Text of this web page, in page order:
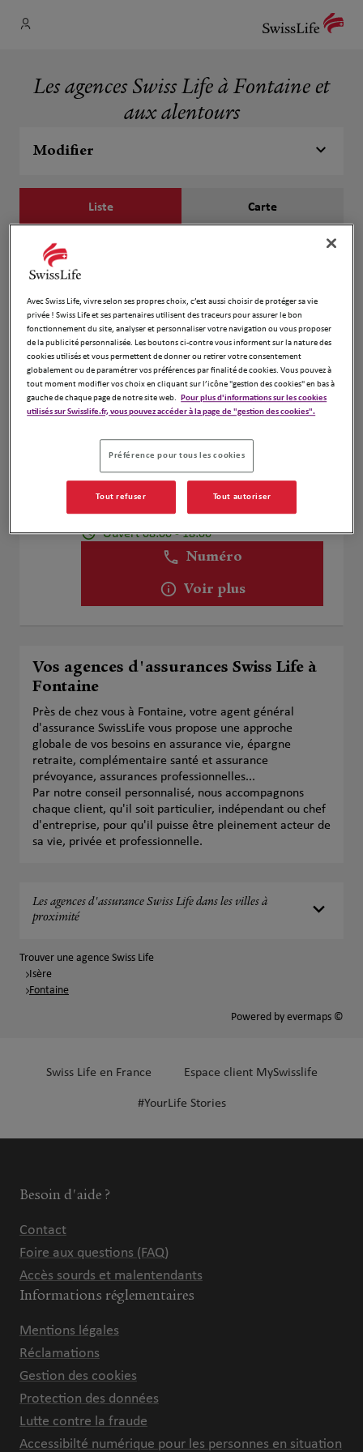
Les agences Swiss Life à Fontaine et
aux alentours
Modifier
Liste Carte
1
4.36 km 38000 Grenoble
Ouvert 09:00 - 12:00 et 14:00 - 17:00
Ouvert sur rdv 17:30 - 19:30
Numéro
Voir plus
km
THERY Marie et LOUIS GAVET
Julien
51 RUE DES TALLIFARDIERES
38500 VOIRON
Ouvert 08:00 - 18:00
Numéro
Voir plus
Vos agences d'assurances Swiss Life à
Fontaine
Près de chez vous à Fontaine, votre agent général
d'assurance SwissLife vous propose une approche
globale de vos besoins en assurance vie, épargne
retraite, complémentaire santé et assurance
prévoyance, assurances professionnelles...
Par notre conseil personnalisé, nous accompagnons
chaque client, qu'il soit particulier, indépendant ou chef
d'entreprise, pour qu'il puisse être pleinement acteur de
sa vie, privée et professionnelle.
Les agences d'assurance Swiss Life dans les villes à
proximité
Trouver une agence Swiss Life
Isère
Fontaine
Powered by evermaps ©
Swiss Life en France Espace client MySwisslife
#YourLife Stories
Besoin d'aide ?
Contact
Foire aux questions (FAQ)
Accès sourds et malentendants
Informations réglementaires
Mentions légales
Réclamations
Gestion des cookies
Protection des données
Lutte contre la fraude
Accessibilté numérique pour les personnes en situation
Avec Swiss Life, vivre selon ses propres choix, c’est aussi choisir de protéger sa vie
privée ! Swiss Life et ses partenaires utilisent des traceurs pour assurer le bon
fonctionnement du site, analyser et personnaliser votre navigation ou vous proposer
de la publicité personnalisée. Les boutons ci-contre vous informent sur la nature des
cookies utilisés et vous permettent de donner ou retirer votre consentement
globalement ou de paramétrer vos préférences par finalité de cookies. Vous pouvez à
tout moment modifier vos choix en cliquant sur l’icône "gestion des cookies" en bas à
gauche de chaque page de notre site web. Pour plus d'informations sur les cookies
utilisés sur Swisslife.fr, vous pouvez accéder à la page de "gestion des cookies".
Préférence pour tous les cookies
Tout refuser Tout autoriser